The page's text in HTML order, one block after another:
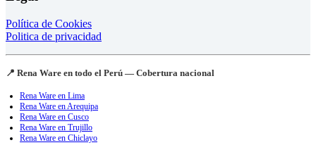
Política de Cookies
Politica de privacidad
📍 Rena Ware en todo el Perú — Cobertura nacional
Rena Ware en Lima
Rena Ware en Arequipa
Rena Ware en Cusco
Rena Ware en Trujillo
Rena Ware en Chiclayo